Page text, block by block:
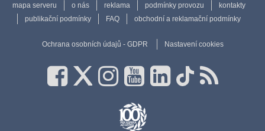
mapa serveru o nás reklama podmínky provozu
kontakty
publikační podmínky
FAQ obchodní a reklamační podmínky
Ochrana osobních údajů - GDPR Nastavení cookies